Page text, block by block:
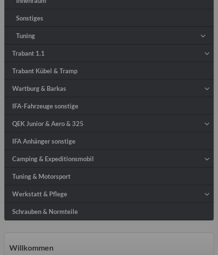
Sonstiges
Tuning
Trabant 1.1
Trabant Kübel & Tramp
Wartburg & Barkas
IFA-Fahrzeuge sonstige
QEK Junior & Aero & 325
IFA Anhänger sonstige
Camping & Expeditionsmobil
Tuning & Motorsport
Werkstatt & Pflege
Schrauben & Normteile
Willkommen